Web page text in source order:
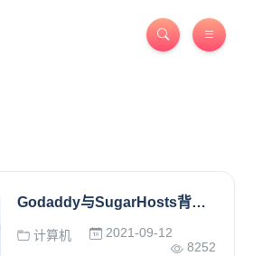
Godaddy与SugarHosts背景简介
计算机
2021-09-12
8252